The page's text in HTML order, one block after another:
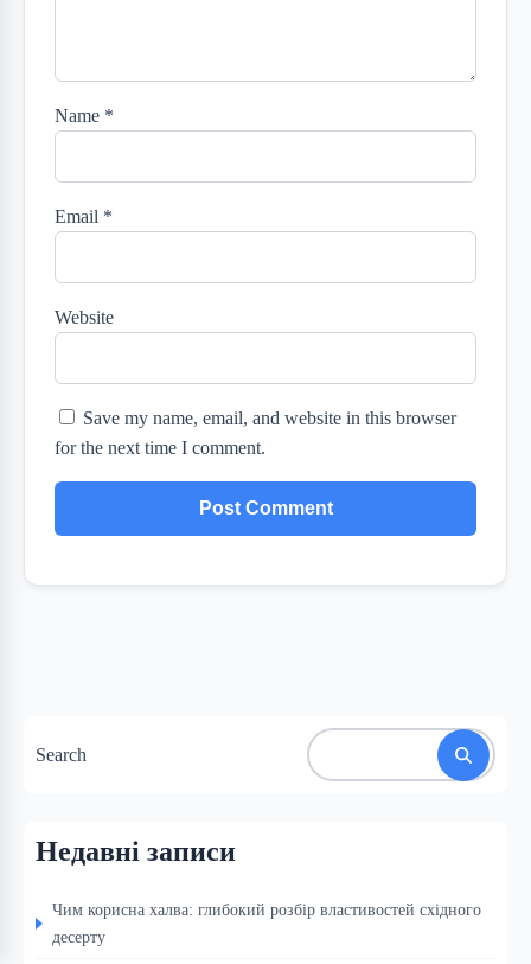
Name *
Email *
Website
Save my name, email, and website in this browser
for the next time I comment.
Search
Недавні записи
Чим корисна халва: глибокий розбір властивостей східного
десерту